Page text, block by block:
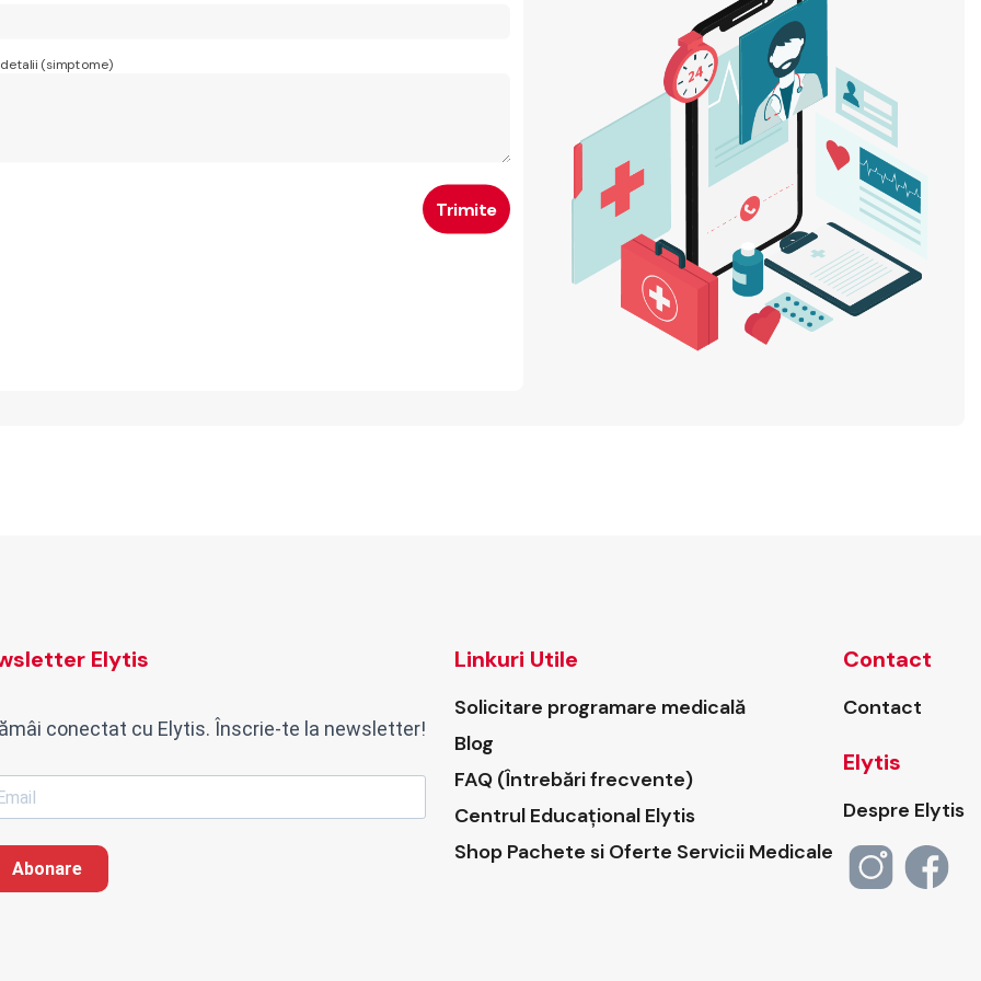
(simptome)
Elytis
conectat cu Elytis. Înscrie-te la newsletter!
Abonare
Linkuri Utile
Solicitare programare medicală
Blog
FAQ (Întrebări frecvente)
Centrul Educațional Elytis
Shop Pachete si Oferte Servicii Medicale
Contact
Contact
Elytis
Despre Elytis